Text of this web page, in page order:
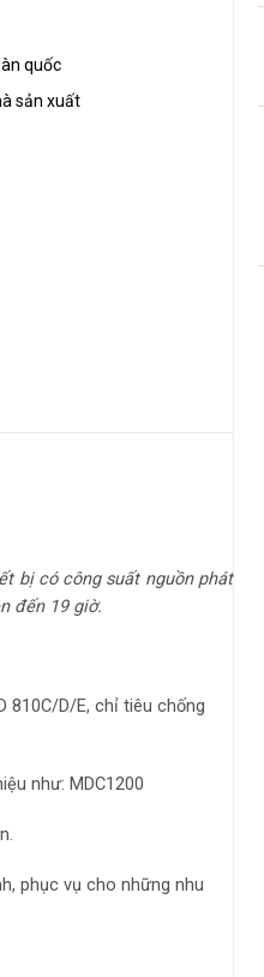
quốc
sản xuất
bị có công suất nguồn phát
đến 19 giờ.
810C/D/E, chỉ tiêu chống
như: MDC1200
phục vụ cho những nhu